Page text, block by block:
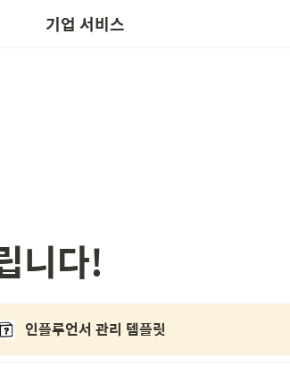
기업 서비스
노션박스 인수
니다!
인플루언서 관리 템플릿